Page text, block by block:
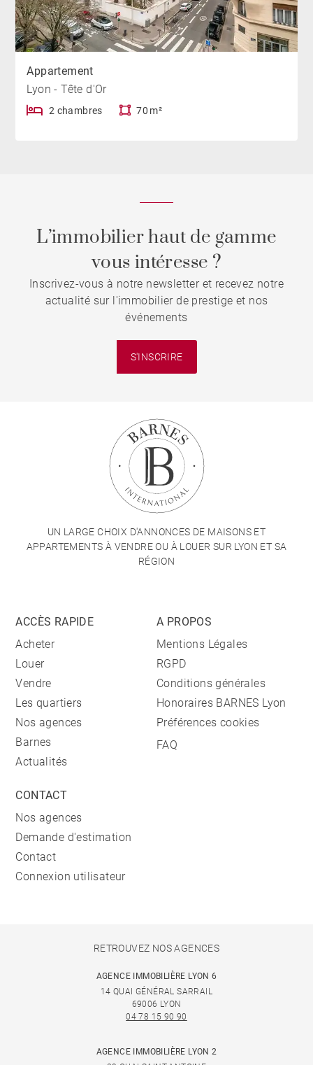
Appartement
Lyon - Tête d'Or
2 chambres 70 m²
L’immobilier haut de gamme
vous intéresse ?
Inscrivez-vous à notre newsletter et recevez notre
actualité sur l'immobilier de prestige et nos
événements
S'INSCRIRE
UN LARGE CHOIX D'ANNONCES DE MAISONS ET
APPARTEMENTS À VENDRE OU À LOUER SUR LYON ET SA
RÉGION
ACCÈS RAPIDE
Acheter
Louer
Vendre
Les quartiers
Nos agences
Barnes
Actualités
A PROPOS
Mentions Légales
RGPD
Conditions générales
Honoraires BARNES Lyon
Préférences cookies
FAQ
CONTACT
Nos agences
Demande d'estimation
Contact
Connexion utilisateur
RETROUVEZ NOS AGENCES
AGENCE IMMOBILIÈRE LYON 6
14 QUAI GÉNÉRAL SARRAIL
69006 LYON
04 78 15 90 90
AGENCE IMMOBILIÈRE LYON 2